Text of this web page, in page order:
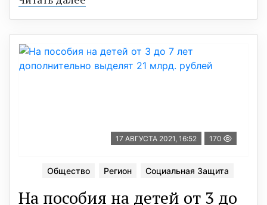
17 АВГУСТА 2021, 16:52 170
Общество Регион Социальная Защита
На пособия на детей от 3 до